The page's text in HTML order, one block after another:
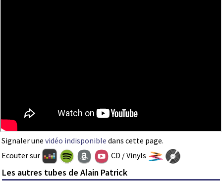
Signaler une vidéo indisponible dans cette page.
Ecouter sur
CD / Vinyls
Les autres tubes de Alain Patrick